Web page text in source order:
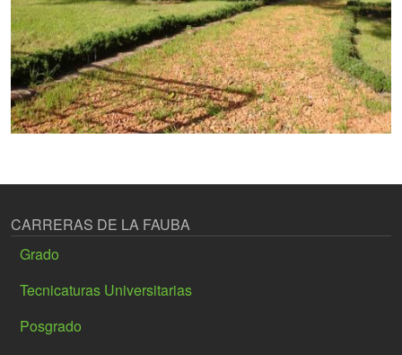
CARRERAS DE LA FAUBA
Grado
Tecnicaturas Universitarias
Posgrado